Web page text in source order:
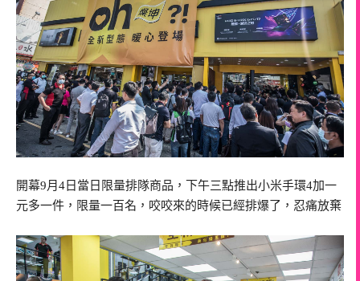
開幕9月4日當日限量排隊商品，下午三點推出小米手環4加一
元多一件，限量一百名，咬咬來的時候已經排爆了，忍痛放棄